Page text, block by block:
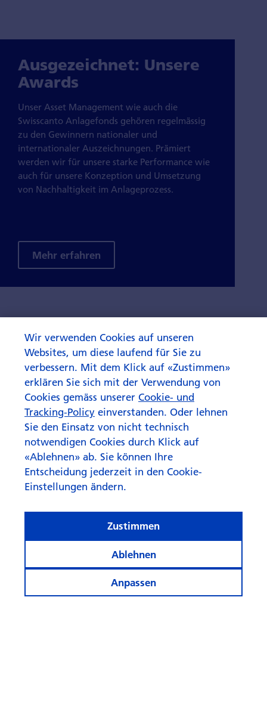
Ausgezeichnet: Unsere
Awards
Unser Asset Management wie auch die
Swisscanto Anlagefonds gehören regelmässig
zu den Gewinnern nationaler und
internationaler Auszeichnungen. Prämiert
werden wir für unsere starke Performance wie
auch für unsere Konzeption und Umsetzung
von Nachhaltigkeit im Anlageprozess.
Mehr erfahren
Wir verwenden Cookies auf unseren
Websites, um diese laufend für Sie zu
verbessern. Mit dem Klick auf «Zustimmen»
erklären Sie sich mit der Verwendung von
Cookies gemäss unserer Cookie- und
Tracking-Policy einverstanden. Oder lehnen
Sie den Einsatz von nicht technisch
notwendigen Cookies durch Klick auf
«Ablehnen» ab. Sie können Ihre
Entscheidung jederzeit in den Cookie-
Einstellungen ändern.
Anpassen
Ablehnen
Zustimmen